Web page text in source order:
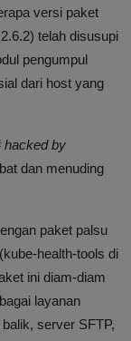
versi paket
telah disusupi
pengumpul
dari host yang
hacked by
dan menuding
paket palsu
health-tools di
ini diam-diam
layanan
server SFTP,